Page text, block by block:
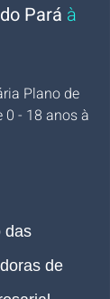
Pará à
Plano de
0 - 18 anos à
das
de